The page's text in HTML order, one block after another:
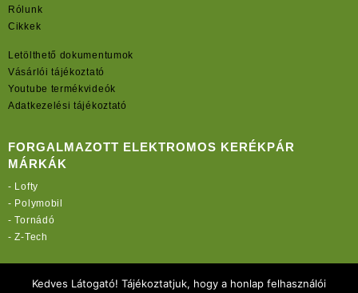
Rólunk
Cikkek
Letölthető dokumentumok
Vásárlói tájékoztató
Youtube termékvideók
Adatkezelési tájékoztató
FORGALMAZOTT ELEKTROMOS KERÉKPÁR
MÁRKÁK
- Lofty
- Polymobil
-Tornádó
-Z-Tech
rekordmobil.hu
Kedves Látogató! Tájékoztatjuk, hogy a honlap felhasználói